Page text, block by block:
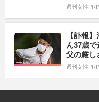
週刊女性
【訃報
ん37歳で
父の厳し
週刊女性